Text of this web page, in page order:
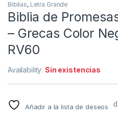
Biblias, Letra Grande
Biblia de
– Grecas Color
RV60
Availability:Sin existencias
Añadir a la lista de deseos